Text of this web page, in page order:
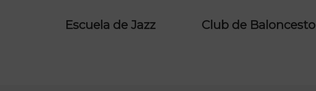
Escuela de Jazz Club de Baloncesto